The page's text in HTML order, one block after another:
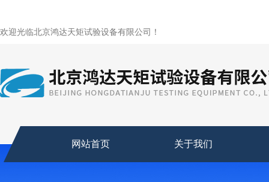
欢迎光临北京鸿达天矩试验设备有限公司！
网站首页 关于我们